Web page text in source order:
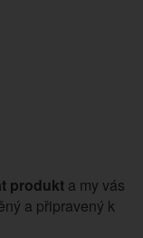
produkta my vás
a připravený k